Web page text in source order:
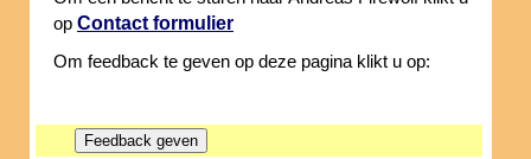
op Contact formulier
Om feedback te geven op deze pagina klikt u op: